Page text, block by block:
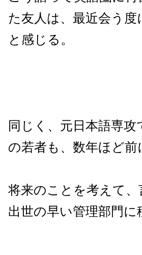
た友人は、最近会う
と感じる。
同じく、元日本語専
の若者も、数年ほど
将来のことを考えて
出世の早い管理部門